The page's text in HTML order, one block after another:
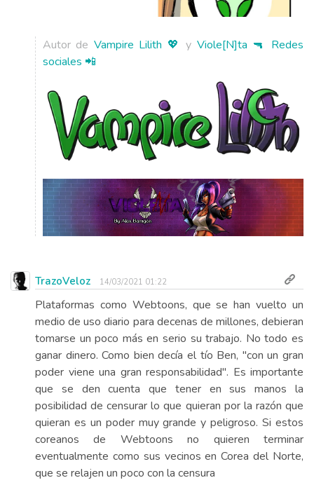
Autor de Vampire Lilith 💖 y Viole[N]ta 🔫
Redes
sociales 📲
TrazoVeloz 14/03/2021 01:22
Plataformas como Webtoons, que se han vuelto un
medio de uso diario para decenas de millones, debieran
tomarse un poco más en serio su trabajo. No todo es
ganar dinero. Como bien decía el tío Ben, "con un gran
poder viene una gran responsabilidad". Es importante
que se den cuenta que tener en sus manos la
posibilidad de censurar lo que quieran por la razón que
quieran es un poder muy grande y peligroso. Si estos
coreanos de Webtoons no quieren terminar
eventualmente como sus vecinos en Corea del Norte,
que se relajen un poco con la censura